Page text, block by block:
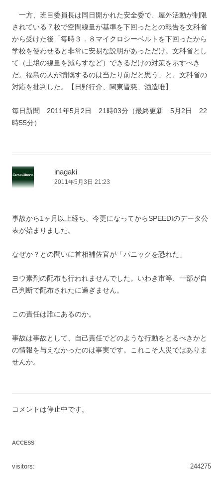
一方、班目委員長は同日開かれた安全委で、屋外活動が制限
されている７校で空間線量が基準を下回ったとの報告を文科省
から受けた後「毎時３．８マイクロシーベルトを下回ったから
学校を使わせると非常に安易な説明があっただけ。文科省とし
て（土壌の線量を減らすなど）できるだけの対策を示すべき
だ。福島の人が憤慨するのは当たり前だと思う」と、文科省の
対応を批判した。【日野行介、関東晋慈、酒造唯】
毎日新聞 2011年5月2日 21時03分（最終更新 5月2日 22
時55分）
inagaki
2011年5月3日 21:23
事故から1ヶ月以上経ち、今更になってからSPEEDIのデータ公
表が始まりました。
なぜか？との問いに首相補佐官が「パニックを恐れた」
ヨウ素剤の配布も行われませんでした。いわき市等、一部が自
己判断で配布されたに過ぎません。
この責任は誰にあるのか。
事故は事故として、自己責任でどのような行動をとるべきかと
の情報を与えなかったのは事実です。これこそ人災ではありま
せんか。
コメントは停止中です。
ACCESS
244275
visitors: